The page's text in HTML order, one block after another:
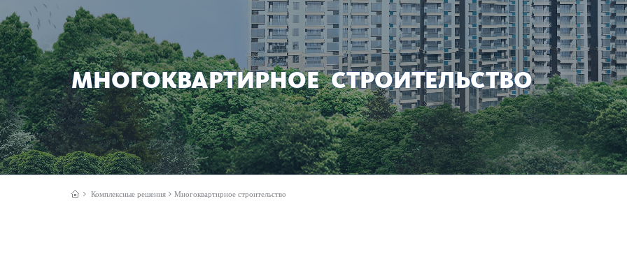
МНОГОКВАРТИРНОЕ СТРОИТЕЛЬСТВО
Комплексные решения Многоквартирное строительство